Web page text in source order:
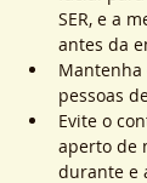
SER, e a
antes da
pessoas
Evite o
aperto de
durante e